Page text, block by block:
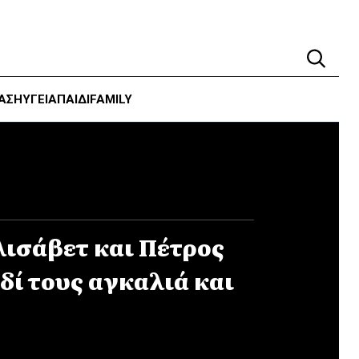
ΥΓΕΊΑΠΑΙΔΙFAMILY
και Πέτρος
τους αγκαλιά και